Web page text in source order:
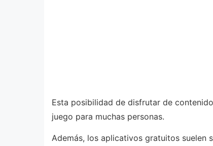
Esta posibilidad de disfrutar de
juego para muchas personas.
Además, los aplicativos gratuitos suelen